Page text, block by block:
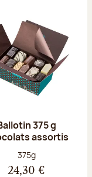
375 g
assortis
Poids net :
375g
24,30 €